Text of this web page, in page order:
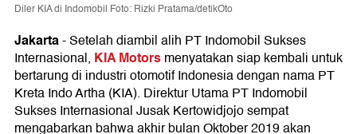
Diler KIA di Indomobil Foto: Rizki Pratama/detikOto
Jakarta- Setelah diambil alih PT Indomobil Sukses
Internasional, KIA Motorsmenyatakan siap kembali untuk
bertarung di industri otomotif Indonesia dengan nama PT
Kreta Indo Artha (KIA). Direktur Utama PT Indomobil
Sukses Internasional Jusak Kertowidjojo sempat
mengabarkan bahwa akhir bulan Oktober 2019 akan